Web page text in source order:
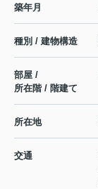
築年月
種別 / 建物構造
部屋 /
所在階 / 階建て
所在地
交通